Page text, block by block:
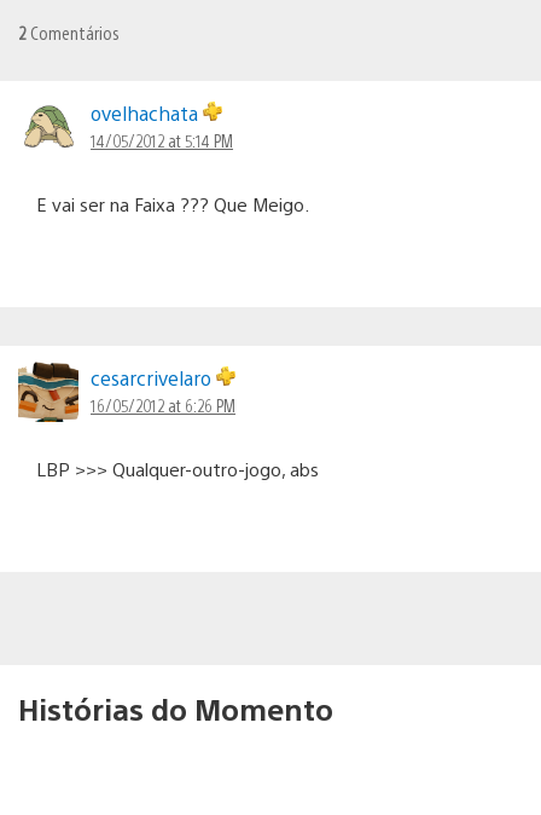
2 Comentários
ovelhachata
14/05/2012 at 5:14 PM
E vai ser na Faixa ??? Que Meigo.
cesarcrivelaro
16/05/2012 at 6:26 PM
LBP >>> Qualquer-outro-jogo, abs
Histórias do Momento